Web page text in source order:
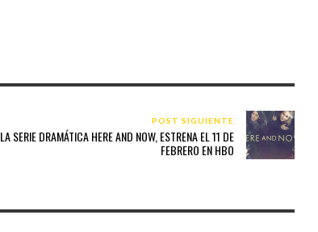
POST SIGUIENTE
LA SERIE DRAMÁTICA HERE AND NOW, ESTRENA EL 11 DE
FEBRERO EN HBO